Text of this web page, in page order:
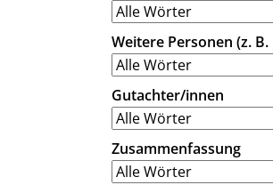
Weitere Personen (z.
Gutachter/innen
Zusammenfassung